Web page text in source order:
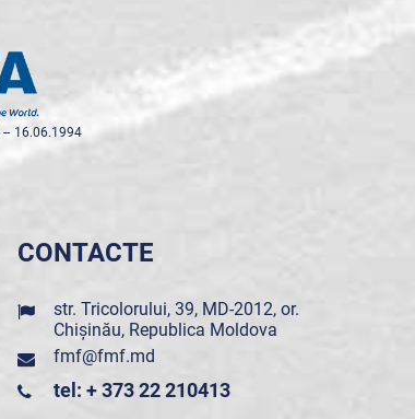
-- 16.06.1994
CONTACTE
str. Tricolorului, 39, MD-2012, or.
Chișinău, Republica Moldova
fmf@fmf.md
tel: + 373 22 210413